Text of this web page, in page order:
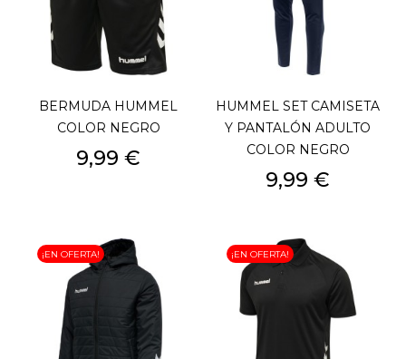
BERMUDA HUMMEL
COLOR NEGRO
Precio
9,99 €
HUMMEL SET CAMISETA
Y PANTALÓN ADULTO
COLOR NEGRO
Precio
9,99 €
¡EN OFERTA! ¡EN OFERTA!